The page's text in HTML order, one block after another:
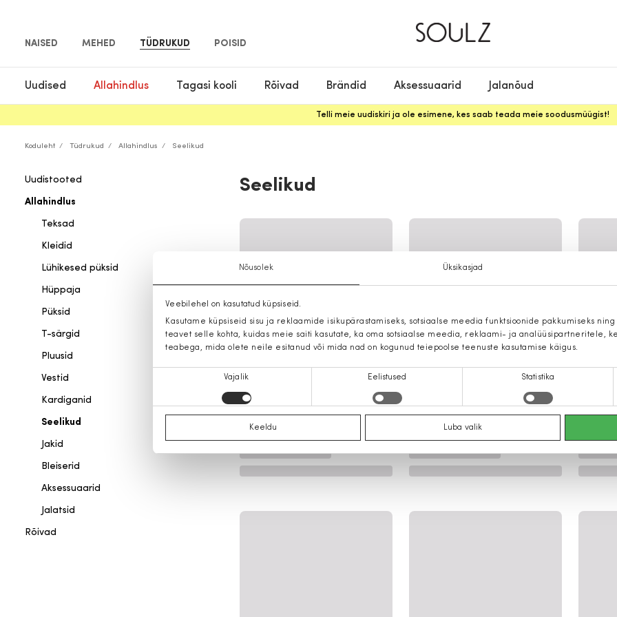
Nõusolek Üksikasjad
Veebilehel on kasutatud küpsiseid.
Kasutame küpsiseid sisu ja reklaamide isikupärastamiseks, sotsiaalse meedia funktsioonide pakkumiseks
teavet selle kohta, kuidas meie saiti kasutate, ka oma sotsiaalse meedia, reklaami- ja analüüsipartneritele,
teabega, mida olete neile esitanud või mida nad on kogunud teiepoolse teenuste kasutamise käigus.
Vajalik Eelistused Statistika
Keeldu Luba valik
NAISED MEHED TÜDRUKUD POISID
Uudised Allahindlus Tagasi kooli Rõivad Brändid Aksessuaarid Jalanõud
Telli meie uudiskiri ja ole esimene, kes saab teada meie soodusmüügist!
Koduleht Tüdrukud Allahindlus Seelikud
Uudistooted
Allahindlus
Teksad
Kleidid
Lühikesed püksid
Hüppaja
Püksid
T-särgid
Pluusid
Vestid
Kardiganid
Seelikud
Jakid
Bleiserid
Aksessuaarid
Jalatsid
Rõivad
Seelikud